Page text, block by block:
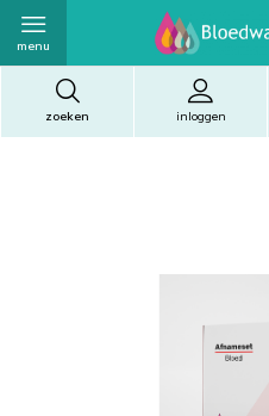
zoeken inloggen
menu